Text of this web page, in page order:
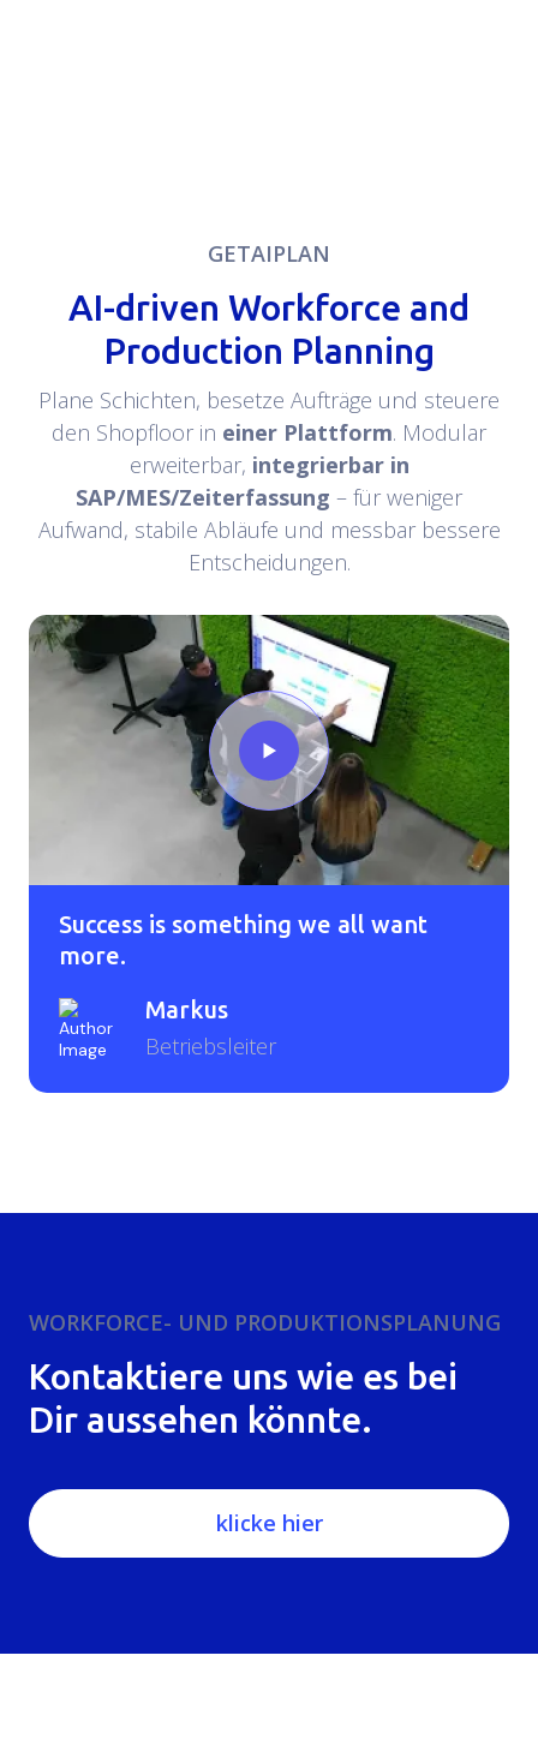
GETAIPLAN
AI-driven Workforce and
Production Planning
Plane Schichten, besetze Aufträge und steuere
den Shopfloor in einer Plattform. Modular
erweiterbar, integrierbar in
SAP/MES/Zeiterfassung – für weniger
Aufwand, stabile Abläufe und messbar bessere
Entscheidungen.
Success is something we all want
more.
Markus
Betriebsleiter
WORKFORCE- UND PRODUKTIONSPLANUNG
Kontaktiere uns wie es bei
Dir aussehen könnte.
klicke hier